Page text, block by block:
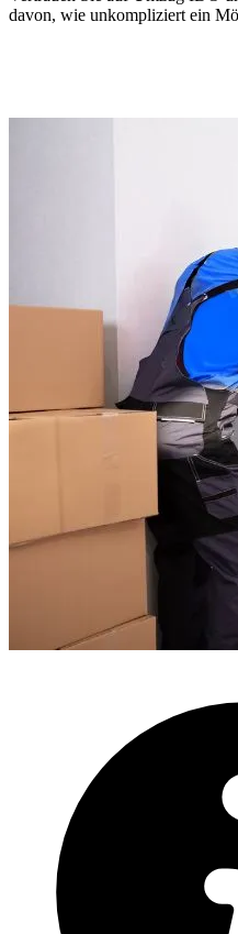
davon, wie unkompliziert ein